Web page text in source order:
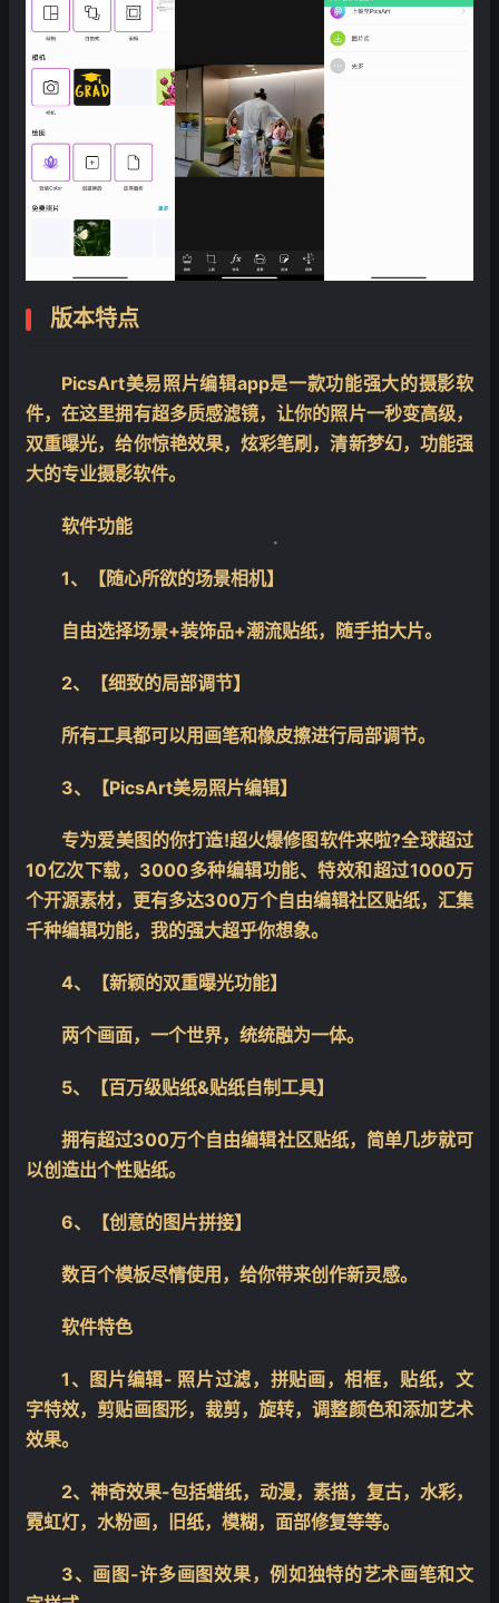
版本特点
PicsArt美易照片编辑app是一款功能强大的摄影软
件，在这里拥有超多质感滤镜，让你的照片一秒变高级，
双重曝光，给你惊艳效果，炫彩笔刷，清新梦幻，功能强
大的专业摄影软件。
软件功能
1、【随心所欲的场景相机】
自由选择场景+装饰品+潮流贴纸，随手拍大片。
2、【细致的局部调节】
所有工具都可以用画笔和橡皮擦进行局部调节。
3、【PicsArt美易照片编辑】
专为爱美图的你打造!超火爆修图软件来啦?全球超过
10亿次下载，3000多种编辑功能、特效和超过1000万
个开源素材，更有多达300万个自由编辑社区贴纸，汇集
千种编辑功能，我的强大超乎你想象。
4、【新颖的双重曝光功能】
两个画面，一个世界，统统融为一体。
5、【百万级贴纸&贴纸自制工具】
拥有超过300万个自由编辑社区贴纸，简单几步就可
以创造出个性贴纸。
6、【创意的图片拼接】
数百个模板尽情使用，给你带来创作新灵感。
软件特色
1、图片编辑- 照片过滤，拼贴画，相框，贴纸，文
字特效，剪贴画图形，裁剪，旋转，调整颜色和添加艺术
效果。
2、神奇效果-包括蜡纸，动漫，素描，复古，水彩，
霓虹灯，水粉画，旧纸，模糊，面部修复等等。
3、画图-许多画图效果，例如独特的艺术画笔和文